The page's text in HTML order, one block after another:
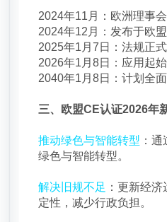
2024年11月：欧洲理事
2024年12月：发布于欧
2025年1月7日：法规正
2026年1月8日：应用起
2040年1月8日：计划全
三、欧盟CE认证2026年
推动绿色与智能转型 ：
绿色与智能转型。
解决旧规不足 ：更新经
定性，减少行政负担。